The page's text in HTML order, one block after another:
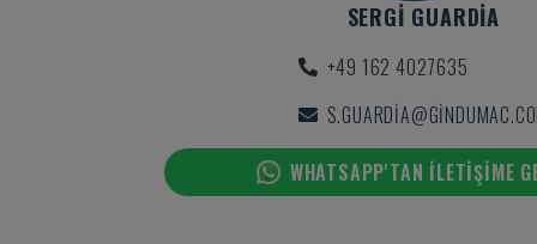
SERGI GUARDIA
+49 162 4027635
WHATSAPP'TAN ILETIŞIME